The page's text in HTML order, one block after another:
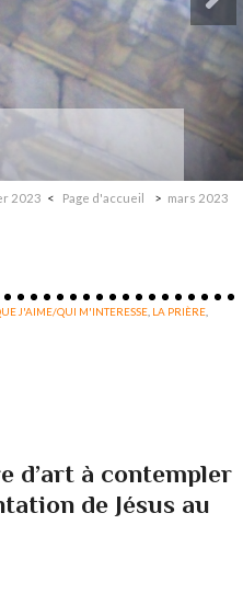
à mon
à mon mari
2023 Page d'accueil mars 2023
J'AIME/QUI M'INTERESSE LA PRIÈRE
d’art à contempler
de Jésus au